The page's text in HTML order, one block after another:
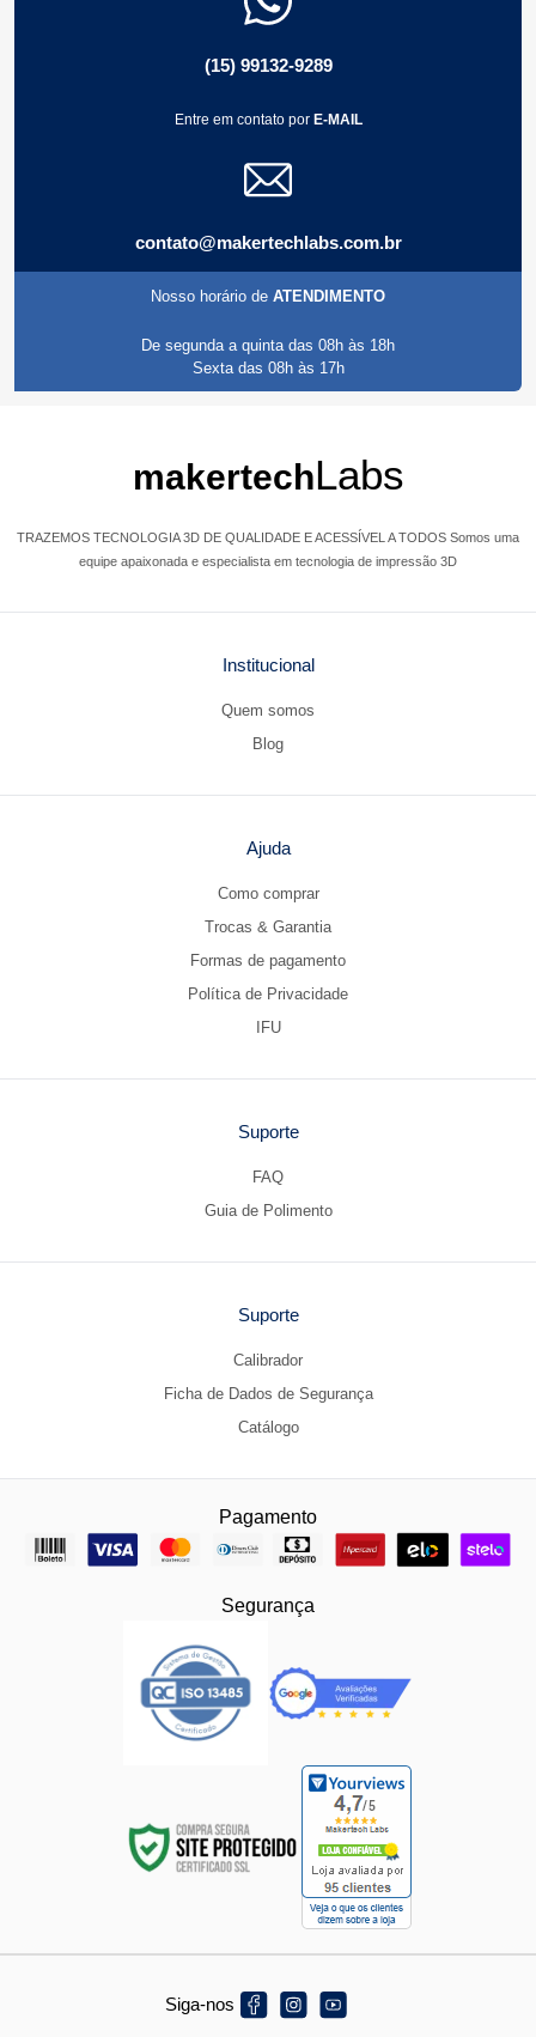
(15) 99132-9289
Entre em contato por E-MAIL
contato@makertechlabs.com.br
Nosso horário de ATENDIMENTO
De segunda a quinta das 08h às 18h
Sexta das 08h às 17h
makertechLabs
TRAZEMOS TECNOLOGIA 3D DE QUALIDADE E ACESSÍVEL A TODOS Somos uma
equipe apaixonada e especialista em tecnologia de impressão 3D
Institucional
Quem somos
Blog
Ajuda
Como comprar
Trocas & Garantia
Formas de pagamento
Política de Privacidade
IFU
Suporte
FAQ
Guia de Polimento
Suporte
Calibrador
Ficha de Dados de Segurança
Catálogo
Pagamento
Segurança
Siga-nos